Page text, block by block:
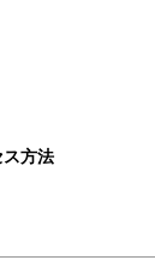
方法